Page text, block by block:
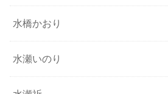
水橋かおり
水瀬いのり